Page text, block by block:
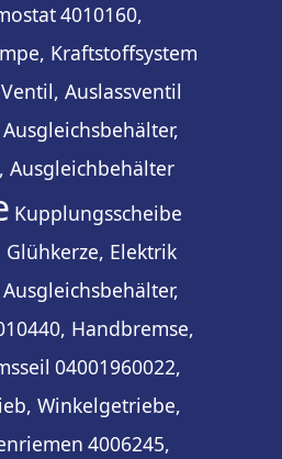
4010160,
Kraftstoffsystem
Auslassventil
Ausgleichbehälter
Kupplungsscheibe
Glühkerze, Elektrik
Handbremse,
04001960022,
Winkelgetriebe,
4006245,